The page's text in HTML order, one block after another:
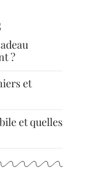
?
et
et quelles